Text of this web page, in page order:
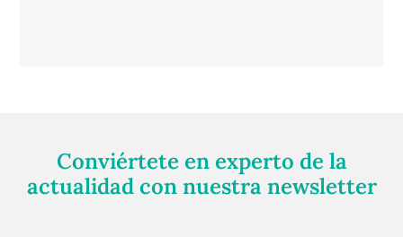
Conviértete en experto de la
actualidad con nuestra newsletter